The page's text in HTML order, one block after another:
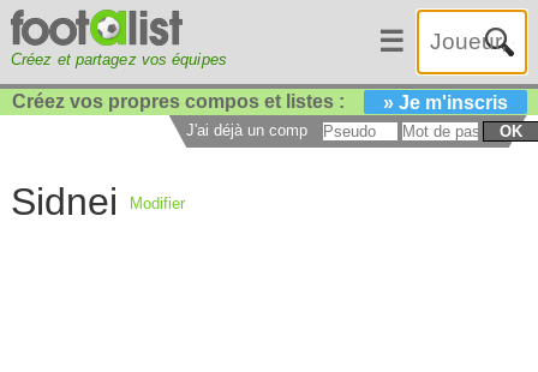
Créez et partagez vos équipes
☰
Créez vos propres compos et listes : » Je m'inscris
J'ai déjà un compte : OK
Sidnei Modifier